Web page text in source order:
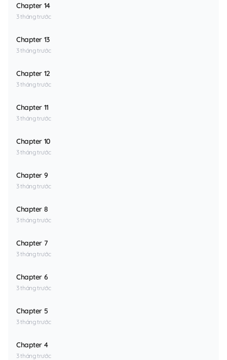
Chapter 14
3 tháng trước
Chapter 13
3 tháng trước
Chapter 12
3 tháng trước
Chapter 11
3 tháng trước
Chapter 10
3 tháng trước
Chapter 9
3 tháng trước
Chapter 8
3 tháng trước
Chapter 7
3 tháng trước
Chapter 6
3 tháng trước
Chapter 5
3 tháng trước
Chapter 4
3 tháng trước